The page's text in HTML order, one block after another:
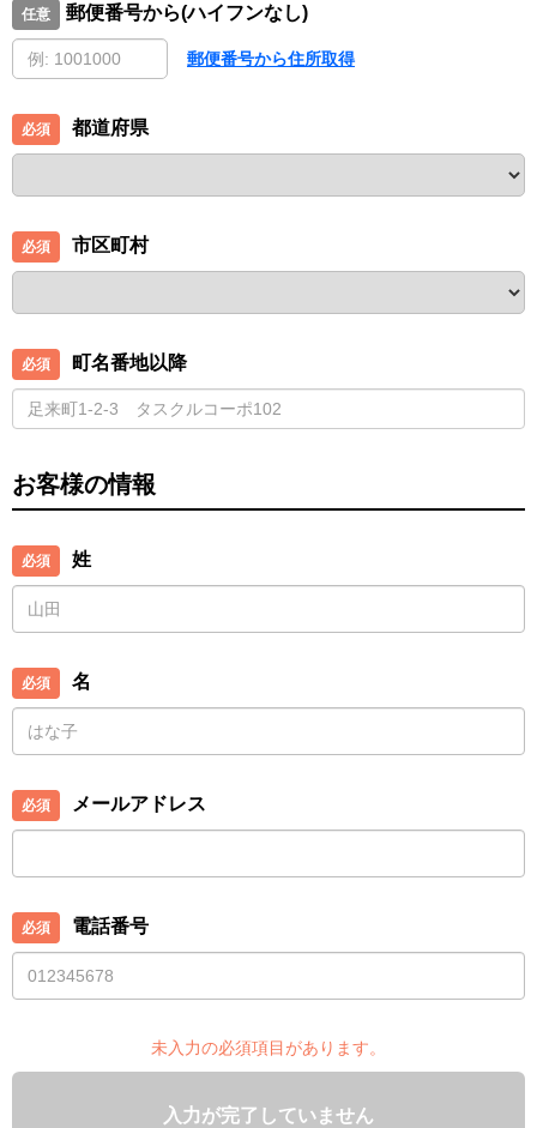
郵便番号から(ハイフンなし)
郵便番号から住所取得
都道府県
市区町村
町名番地以降
お客様の情報
姓
名
メールアドレス
電話番号
未入力の必須項目があります。